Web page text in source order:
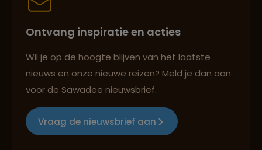
Groepsreizen mét indivuele vrijheid
Ontvang inspiratie en acties
Wil je op de hoogte blijven van het laatste
nieuws en onze nieuwe reizen? Meld je dan aan
voor de Sawadee nieuwsbrief.
Vraag de nieuwsbrief aan